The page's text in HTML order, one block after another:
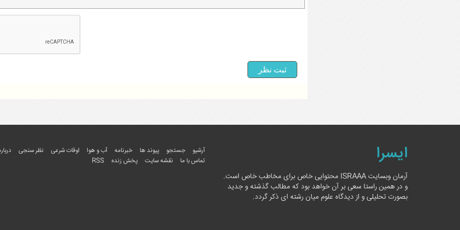
ایسرا
آرمان وبسایت ISRAAA محتوایی خاص برای مخاطب خاص است.
و در همین راستا سعی بر آن خواهد بود که مطالب گذشته و جدید
بصورت تحلیلی و از دیدگاه علوم میان رشته ای ذکر گردد.
آرشیو جستجو پیوند ها خبرنامه آب و هوا اوقات شرعی نظر سنجی
تماس با ما
نقشه سایت پخش زنده RSS